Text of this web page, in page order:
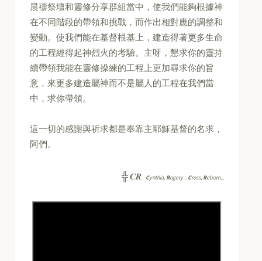
晨禱祭壇和靈修分享群組當中，使我們能夠根據神
在不同階段的帶領和挑戰，而作出相對應的調整和
變動。使我們能在基督根基上，建造得著更多生命
的工程經得起神烈火的考驗。主呀，懇求你的靈持
續帶領我能在靈修操練的工程上更加尋求你的旨
意，來更多建造屬神而不是屬人的工程在我們當
中，求你帶領。
這一切的感謝與祈求都是奉靠主耶穌基督的名求，
阿們。
╬CR -Cynthia, Rogery... Cross, Reborn...